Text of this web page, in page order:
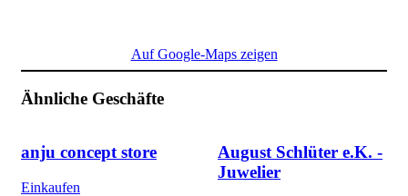
Auf Google-Maps zeigen
Ähnliche Geschäfte
anju concept store
Einkaufen
August Schlüter e.K. -
Juwelier